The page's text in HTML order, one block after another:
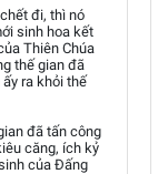
đi, thì nó
sinh hoa kết
Thiên Chúa
thế gian đã
ra khỏi thế
đã tấn công
căng, ích kỷ
của Đấng